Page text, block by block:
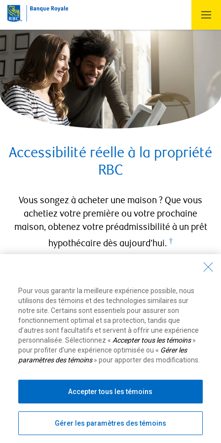
Accessibilité réelle à la propriété
RBC
Vous songez à acheter une maison ? Que vous
achetiez votre première ou votre prochaine
maison, obtenez votre préadmissibilité à un prêt
hypothécaire dès aujourd’hui. †
Cela ne vous prendra qu’une minute etil n’y aura aucune
incidence sur votre cote de solvabilité.
Accessibles immédiatement, vos résultats peuvent
aussi être enregistrés pour consultation ultérieure.
Énoncé juridique
Pour vous garantir la meilleure expérience possible, nous
utilisons des témoins et des technologies similaires sur
notre site. Certains sont essentiels pour assurer son
fonctionnement optimal et sa protection, tandis que
d’autres sont facultatifs et servent à offrir une expérience
personnalisée. Sélectionnez « Accepter tous les témoins»
pour profiter d’une expérience optimisée ou « Gérer les
paramètres des témoins» pour apporter des modifications.
Gérer les paramètres des témoins
Accepter tous les témoins